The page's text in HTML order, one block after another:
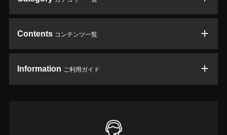
Contents コンテンツ一覧
Information ご利用ガイド